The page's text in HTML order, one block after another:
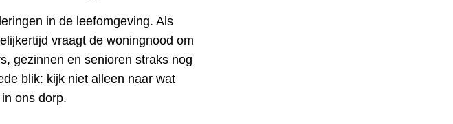
in de leefomgeving. Als
vraagt de woningnood om
gezinnen en senioren straks nog
blik: kijk niet alleen naar wat
ons dorp.